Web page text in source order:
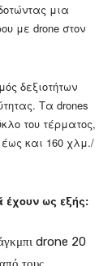
μια
με drone στον
δεξιοτήτων
Τα drones
του τέρματος,
έως και 160 χλμ./
έχουν ως εξής:
drone 20